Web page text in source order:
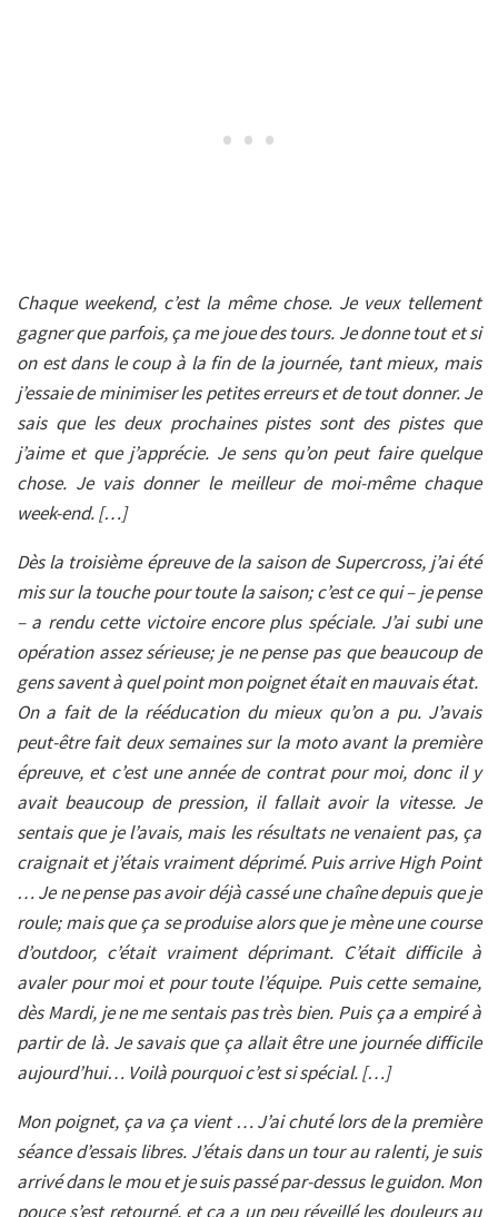
Chaque weekend, c’est la même chose. Je veux tellement
gagner que parfois, ça me joue des tours. Je donne tout et si
on est dans le coup à la fin de la journée, tant mieux, mais
j’essaie de minimiser les petites erreurs et de tout donner. Je
sais que les deux prochaines pistes sont des pistes que
j’aime et que j’apprécie. Je sens qu’on peut faire quelque
chose. Je vais donner le meilleur de moi-même chaque
week-end. […]
Dès la troisième épreuve de la saison de Supercross, j’ai été
mis sur la touche pour toute la saison; c’est ce qui – je pense
– a rendu cette victoire encore plus spéciale. J’ai subi une
opération assez sérieuse; je ne pense pas que beaucoup de
gens savent à quel point mon poignet était en mauvais état.
On a fait de la rééducation du mieux qu’on a pu. J’avais
peut-être fait deux semaines sur la moto avant la première
épreuve, et c’est une année de contrat pour moi, donc il y
avait beaucoup de pression, il fallait avoir la vitesse. Je
sentais que je l’avais, mais les résultats ne venaient pas, ça
craignait et j’étais vraiment déprimé. Puis arrive High Point
… Je ne pense pas avoir déjà cassé une chaîne depuis que je
roule; mais que ça se produise alors que je mène une course
d’outdoor, c’était vraiment déprimant. C’était difficile à
avaler pour moi et pour toute l’équipe. Puis cette semaine,
dès Mardi, je ne me sentais pas très bien. Puis ça a empiré à
partir de là. Je savais que ça allait être une journée difficile
aujourd’hui… Voilà pourquoi c’est si spécial. […]
Mon poignet, ça va ça vient … J’ai chuté lors de la première
séance d’essais libres. J’étais dans un tour au ralenti, je suis
arrivé dans le mou et je suis passé par-dessus le guidon. Mon
pouce s’est retourné, et ça a un peu réveillé les douleurs au